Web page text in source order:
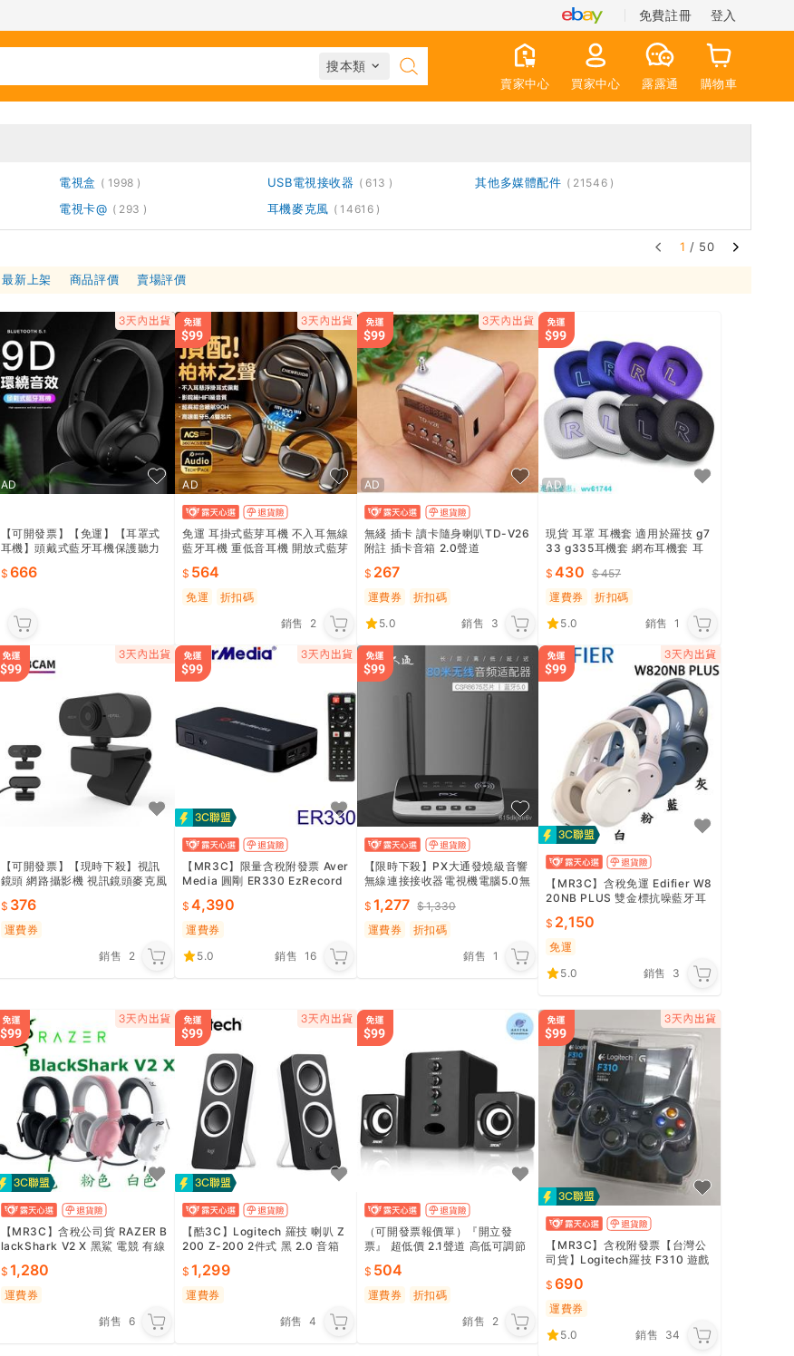
免費註冊 登入
賣家中心 買家中心 露露通 購物車
電視盒 1998 USB電視接收器 613 其他多媒體配件 21546
電視卡@ 293 耳機麥克風 14616
1 / 50
最新上架 商品評價 賣場評價
AD
【可開發票】【免運】【耳罩式
耳機】頭戴式藍牙耳機保護聽力
播放 無線耳機 頭戴式耳罩式耳
666
AD
免運 耳掛式藍芽耳機 不入耳無線
藍牙耳機 重低音耳機 開放式藍芽
動藍芽耳機 降噪耳機
564
免運
折扣碼
銷售
2
AD
無綫 插卡 讀卡隨身喇叭TD-V26
附註 插卡音箱 2.0聲道
267
運費券
折扣碼
5.0
銷售 3
AD
現貨 耳罩 耳機套 適用於羅技 g7
33 g335耳機套 網布耳機套 耳
430
457
運費券
折扣碼
5.0
銷售 1
【可開發票】【現時下殺】視訊
鏡頭 網路攝影機 視訊鏡頭麥克風
376
運費券
銷售
2
【MR3C】限量含稅附發票 Aver
Media 圓剛 ER330 EzRecord
4,390
運費券
5.0
銷售 16
【限時下殺】PX大通發燒級音響
無線連接接收器電視機電腦5.0無
x轉接器老功放無線萬用款轉音
1,277
1,330
運費券
折扣碼
銷售 1
【MR3C】含稅免運 Edifier W8
20NB PLUS 雙金標抗噪藍牙耳
2,150
免運
5.0
銷售 3
【MR3C】含稅公司貨 RAZER B
lackShark V2 X 黑鯊 電競 有線
1,280
運費券
銷售 6
【酷3C】Logitech 羅技 喇叭 Z
200 Z-200 2件式 黑 2.0 音箱
1,299
運費券
銷售
4
（可開發票報價單）『開立發
票』 超低價 2.1聲道 高低可調節
重低音喇叭 手機喇叭
504
運費券
折扣碼
銷售
2
【MR3C】含稅附發票【台灣公
司貨】Logitech羅技 F310 遊戲
690
運費券
5.0
銷售 34